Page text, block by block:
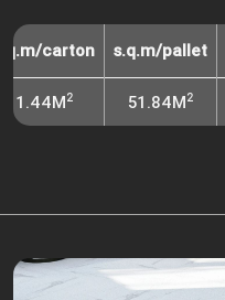
s.q.m/pallet
carton
51.84M2
1.44M2